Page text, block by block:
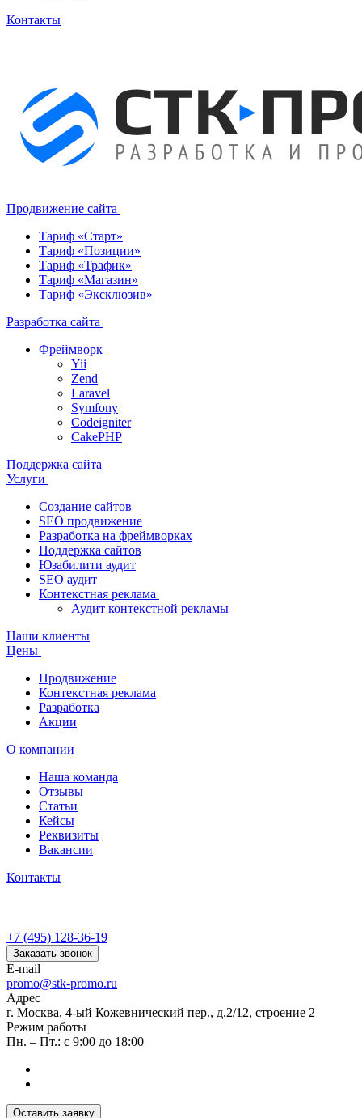
Контакты
Продвижение сайта
Тариф «Старт»
Тариф «Позиции»
Тариф «Трафик»
Тариф «Магазин»
Тариф «Эксклюзив»
Разработка сайта
Фреймворк
Yii
Zend
Laravel
Symfony
Codeigniter
CakePHP
Поддержка сайта
Услуги
Создание сайтов
SEO продвижение
Разработка на фреймворках
Поддержка сайтов
Юзабилити аудит
SEO аудит
Контекстная реклама
Аудит контекстной рекламы
Наши клиенты
Цены
Продвижение
Контекстная реклама
Разработка
Акции
О компании
Наша команда
Отзывы
Статьи
Кейсы
Реквизиты
Вакансии
Контакты
+7 (495) 128-36-19
Заказать звонок
E-mail
promo@stk-promo.ru
Адрес
г. Москва, 4-ый Кожевнический пер., д.2/12, строение 2
Режим работы
Пн. – Пт.: с 9:00 до 18:00
Оставить заявку